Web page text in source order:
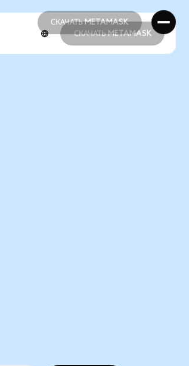
СКАЧАТЬ METAMASK
СКАЧАТЬ METAMASK
СКАЧАТЬ METAMASK